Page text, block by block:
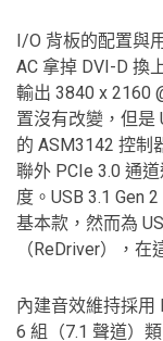
I/O 背板的配置與
AC 拿掉 DVI-D 換
輸出 3840 x 2160
置沒有改變，但是
的 ASM3142 控制
聯外 PCIe 3.0 通
度。USB 3.1 Gen
基本款，然而為
（ReDriver），
內建音效維持採用
6 組（7.1 聲道）